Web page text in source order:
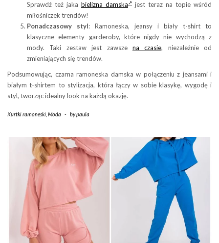
Sprawdź też jaka bielizna damska
jest teraz na topie wśród
miłośniczek trendów!
Ponadczasowy styl: Ramoneska, jeansy i biały t-shirt to
klasyczne elementy garderoby, które nigdy nie wychodzą z
mody. Taki zestaw jest zawsze na czasie, niezależnie od
zmieniających się trendów.
Podsumowując, czarna ramoneska damska w połączeniu z jeansami i
białym t-shirtem to stylizacja, która łączy w sobie klasykę, wygodę i
styl, tworząc idealny look na każdą okazję.
Kurtki ramoneski Moda - bypaula